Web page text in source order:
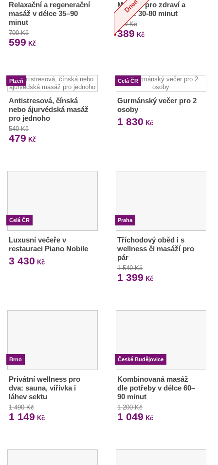
Relaxační a regenerační
masáž v délce 35–90
minut
700 Kč
599 Kč
Masáže pro zdraví a
relax: 30-80 minut
470 Kč
389 Kč
Plzeň
Antistresová, čínská
nebo ájurvédská masáž
pro jednoho
540 Kč
479 Kč
Celá ČR
Gurmánský večer pro 2
osoby
1 830 Kč
Celá ČR
Luxusní večeře v
restauraci Piano Nobile
3 430 Kč
Praha
Tříchodový oběd i s
wellness či masáží pro
pár
1 540 Kč
1 399 Kč
Brno
Privátní wellness pro
dva: sauna, vířivka i
láhev sektu
1 490 Kč
1 149 Kč
České Budějovice
Kombinovaná masáž
dle potřeby v délce 60–
90 minut
1 200 Kč
1 049 Kč